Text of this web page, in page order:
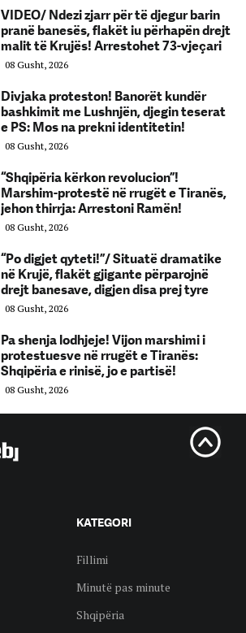
VIDEO/ Ndezi zjarr për të djegur barin
pranë banesës, flakët iu përhapën drejt
malit të Krujës! Arrestohet 73-vjeçari
08 Gusht, 2026
Divjaka proteston! Banorët kundër
bashkimit me Lushnjën, djegin teserat
e PS: Mos na prekni identitetin!
08 Gusht, 2026
“Shqipëria kërkon revolucion”!
Marshim-protestë në rrugët e Tiranës,
jehon thirrja: Arrestoni Ramën!
08 Gusht, 2026
“Po digjet qyteti!”/ Situatë dramatike
në Krujë, flakët gjigante përparojnë
drejt banesave, digjen disa prej tyre
08 Gusht, 2026
Pa shenja lodhjeje! Vijon marshimi i
protestuesve në rrugët e Tiranës:
Shqipëria e rinisë, jo e partisë!
08 Gusht, 2026
KATEGORI
Fillimi
Minutë pas minute
Shqipëria